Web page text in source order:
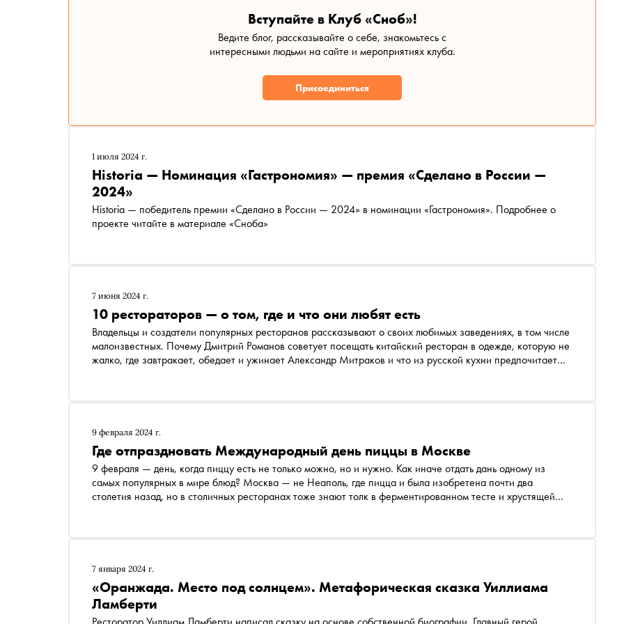
Вступайте в Клуб «Сноб»!
Ведите блог, рассказывайте о себе, знакомьтесь с
интересными людьми на сайте и мероприятиях клуба.
Присоединиться
1 июля 2024 г.
Historia — Номинация «Гастрономия» — премия «Сделано в России —
2024»
Historia — победитель премии «Сделано в России — 2024» в номинации «Гастрономия». Подробнее о
проекте читайте в материале «Сноба»
7 июня 2024 г.
10 рестораторов — о том, где и что они любят есть
Владельцы и создатели популярных ресторанов рассказывают о своих любимых заведениях, в том числе
малоизвестных. Почему Дмитрий Романов советует посещать китайский ресторан в одежде, которую не
жалко, где завтракает, обедает и ужинает Александр Митраков и что из русской кухни предпочитает
9 февраля 2024 г.
Где отпраздновать Международный день пиццы в Москве
9 февраля — день, когда пиццу есть не только можно, но и нужно. Как иначе отдать дань одному из
самых популярных в мире блюд? Москва — не Неаполь, где пицца и была изобретена почти два
столетия назад, но в столичных ресторанах тоже знают толк в ферментированном тесте и хрустящей
7 января 2024 г.
«Оранжада. Место под солнцем». Метафорическая сказка Уиллиама
Ламберти